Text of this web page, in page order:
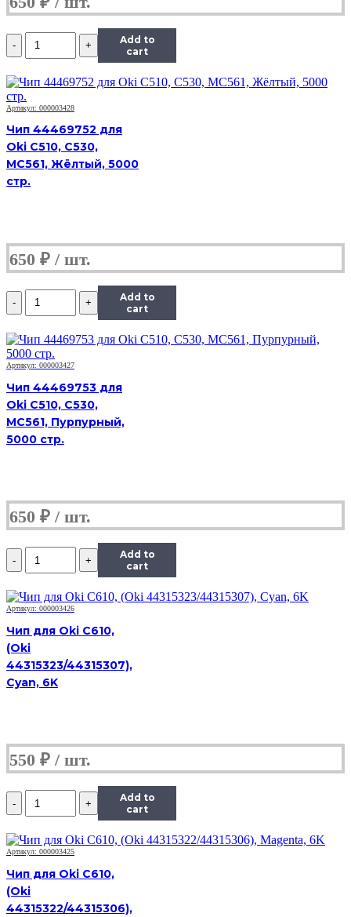
Количество
Чип
E250D3.5
(3,5K)
Black
для
Lexmark
E250/E250dn/E350/E352
Add to
cart
Артикул: 000003428
Чип 44469752 для
Oki C510, C530,
MC561, Жёлтый, 5000
стр.
650 ₽
Количество
Чип
E250D3.5
(3,5K)
Black
Lexmark
E250/E250dn/E350/E352
Add to
cart
Артикул: 000003427
Чип 44469753 для
Oki C510, C530,
MC561, Пурпурный,
5000 стр.
650 ₽
Количество
Чип
E250D3.5
(3,5K)
для
Lexmark
E250/E250dn/E350/E352
Add to
cart
Артикул: 000003426
Чип для Oki C610,
(Oki
44315323/44315307),
Cyan, 6K
550 ₽
Количество
Чип
E250D3.5
(3,5K)
Black
для
Lexmark
E250/E250dn/E350/E352
Add to
cart
Артикул: 000003425
Чип для Oki C610,
(Oki
44315322/44315306),